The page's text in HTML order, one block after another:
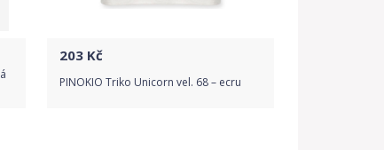
203 Kč
PINOKIO Triko Unicorn vel. 68 – ecru